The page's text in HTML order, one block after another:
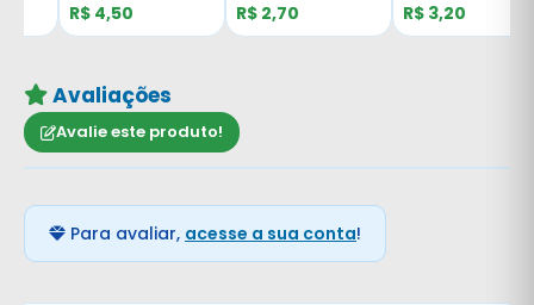
R$ 4,50 R$ 2,70 R$ 3,20
Avaliações
Avalie este produto!
Para avaliar, acesse a sua conta!